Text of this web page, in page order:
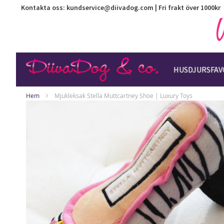
Kontakta oss: kundservice@diivadog.com | Fri frakt över 1000kr
Hem
Mjukleksak Stella Muttcartney Shoe | Luxury Toys